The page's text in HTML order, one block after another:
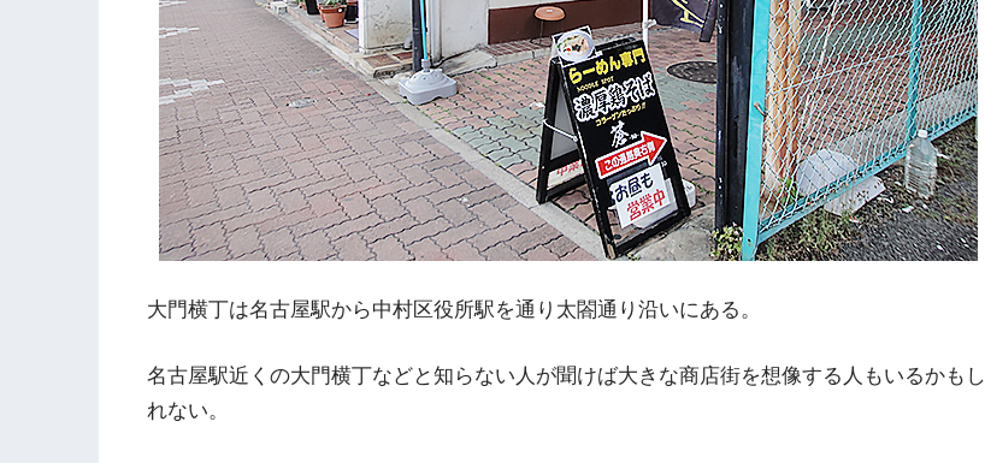
大門横丁は名古屋駅から中村区役所駅を通り太閤通り沿いにある。
名古屋駅近くの大門横丁などと知らない人が聞けば大きな商店街を想像する人もいるかもし
れない。